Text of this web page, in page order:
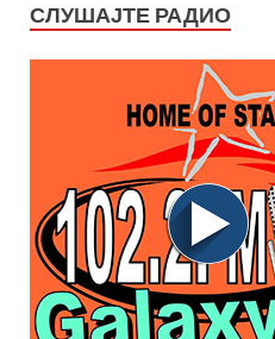
СЛУШАЈТЕ РАДИО